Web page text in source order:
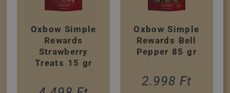
Oxbow Simple
Rewards
Strawberry
Treats 15 gr
Oxbow Simple
Rewards Bell
Pepper 85 gr
2.998 Ft